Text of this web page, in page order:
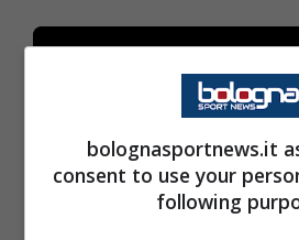
bolognasportnews.it
consent to use your
following